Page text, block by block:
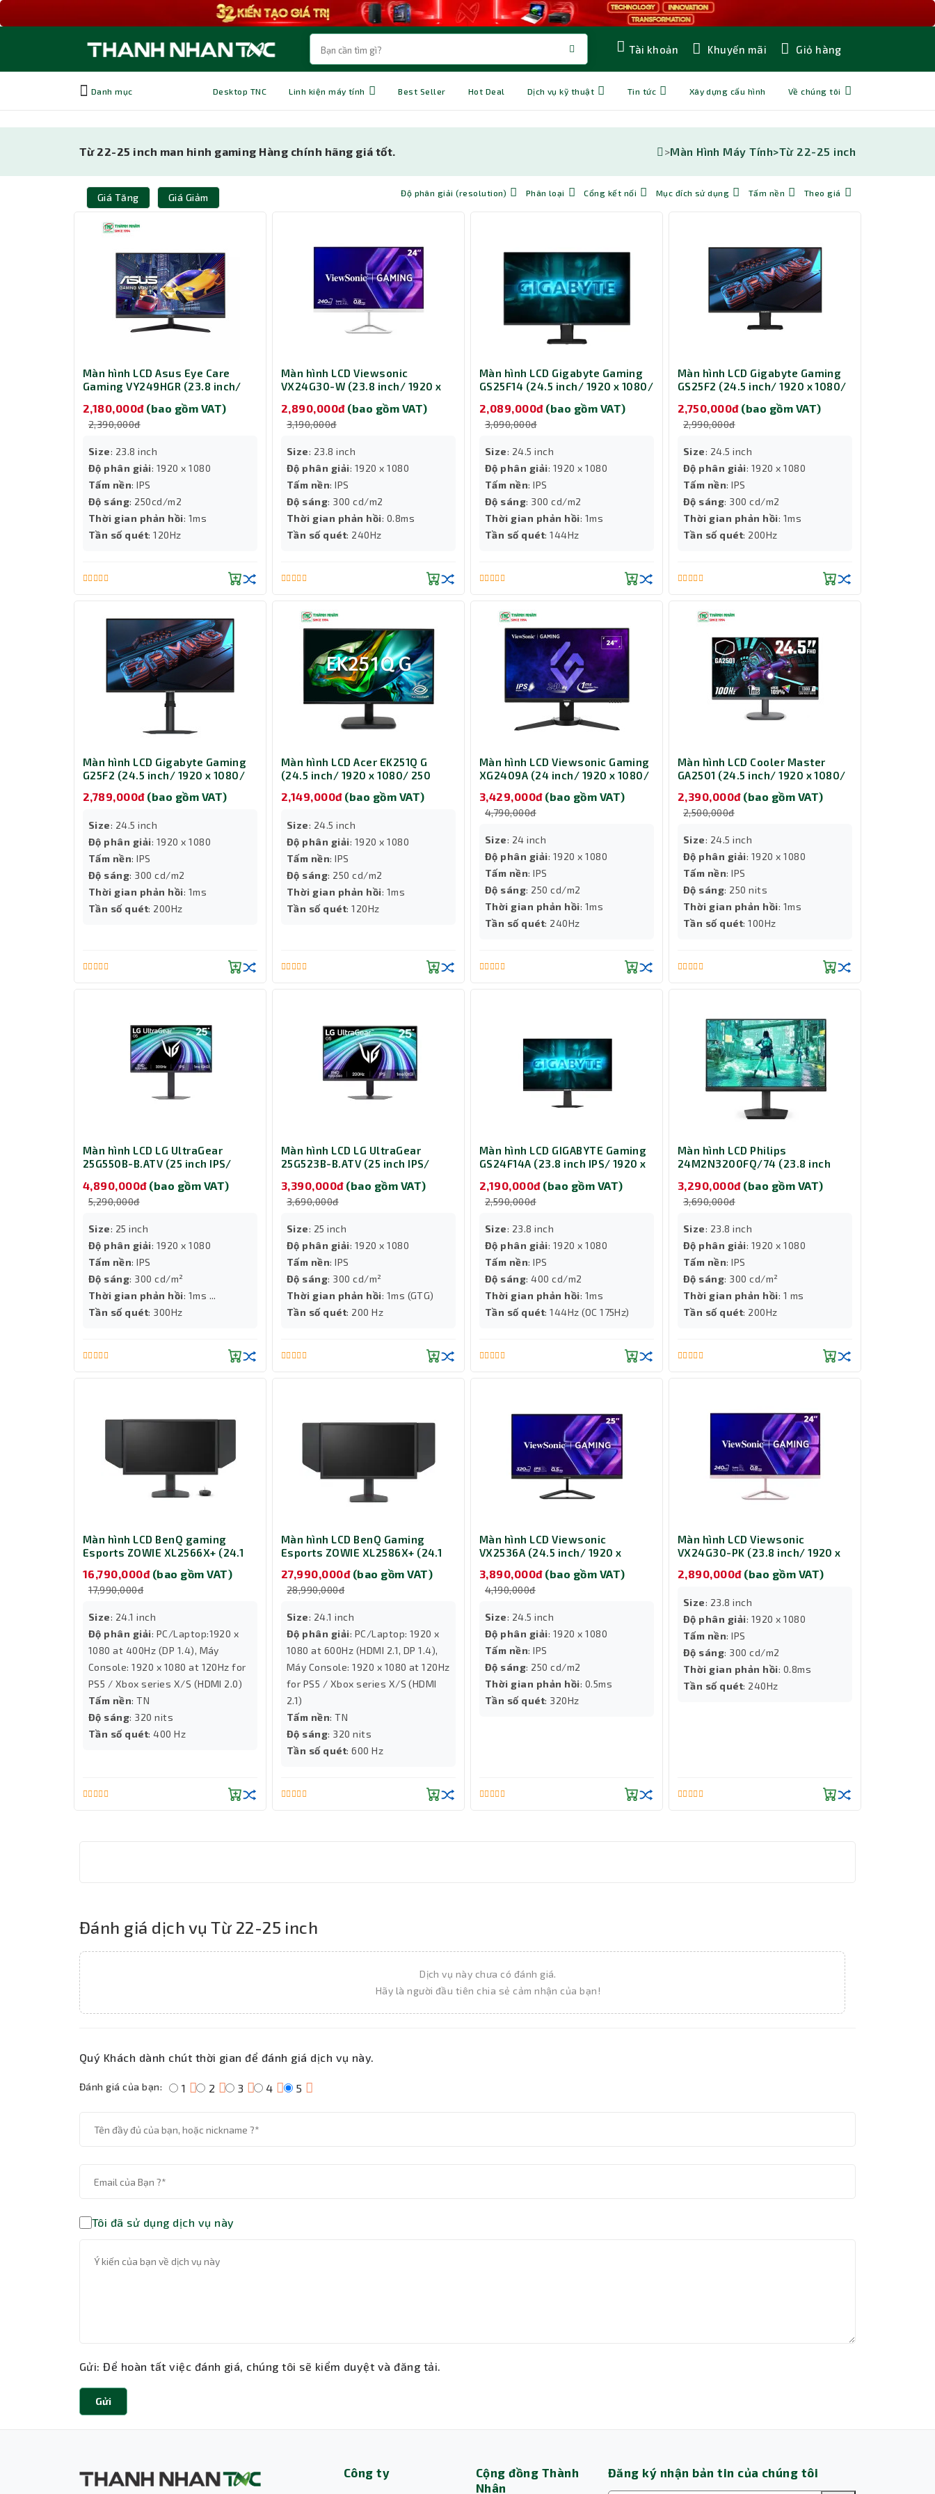
Tài khoản Khuyến mãi Giỏ hàng
Danh mục Desktop TNC Linh kiện máy tính Best Seller Hot Deal Dịch vụ kỹ thuật Tin tức Xây dựng cấu hình Về chúng tôi
Từ 22-25 inch man hinh gaming Hàng chính hãng giá tốt. >Màn Hình Máy Tính>Từ 22-25 inch
Giá Tăng Giá Giảm Độ phân giải (resolution) Phân loại Cổng kết nối Mục đích sử dụng Tấm nền Theo giá
Màn hình LCD Asus Eye Care
Gaming VY249HGR (23.8 inch/
120Hz)
2,180,000đ (bao gồm VAT)
2,390,000đ
Size: 23.8 inch
Độ phân giải: 1920 x 1080
Tấm nền: IPS
Độ sáng: 250cd/m2
Thời gian phản hồi: 1ms
Tần số quét: 120Hz
Màn hình LCD Viewsonic
VX24G30-W (23.8 inch/ 1920 x
240Hz)
2,890,000đ (bao gồm VAT)
3,190,000đ
Size: 23.8 inch
Độ phân giải: 1920 x 1080
Tấm nền: IPS
Độ sáng: 300 cd/m2
Thời gian phản hồi: 0.8ms
Tần số quét: 240Hz
Màn hình LCD Gigabyte Gaming
GS25F14 (24.5 inch/ 1920 x 1080/
2,089,000đ (bao gồm VAT)
3,090,000đ
Size: 24.5 inch
Độ phân giải: 1920 x 1080
Tấm nền: IPS
Độ sáng: 300 cd/m2
Thời gian phản hồi: 1ms
Tần số quét: 144Hz
Màn hình LCD Gigabyte Gaming
GS25F2 (24.5 inch/ 1920 x 1080/
Speakers)
2,750,000đ (bao gồm VAT)
2,990,000đ
Size: 24.5 inch
Độ phân giải: 1920 x 1080
Tấm nền: IPS
Độ sáng: 300 cd/m2
Thời gian phản hồi: 1ms
Tần số quét: 200Hz
Màn hình LCD Gigabyte Gaming
G25F2 (24.5 inch/ 1920 x 1080/
300 cd/m2/ 1ms/ 200Hz/ 2 x 2W
Speakers)
2,789,000đ (bao gồm VAT)
Size: 24.5 inch
Độ phân giải: 1920 x 1080
Tấm nền: IPS
Độ sáng: 300 cd/m2
Thời gian phản hồi: 1ms
Tần số quét: 200Hz
Màn hình LCD Acer EK251Q G
(24.5 inch/ 1920 x 1080/ 250
cd/m2/ 1ms/ 120Hz)
2,149,000đ (bao gồm VAT)
Size: 24.5 inch
Độ phân giải: 1920 x 1080
Tấm nền: IPS
Độ sáng: 250 cd/m2
Thời gian phản hồi: 1ms
Tần số quét: 120Hz
Màn hình LCD Viewsonic Gaming
XG2409A (24 inch/ 1920 x 1080/
250 cd/m2/ 1ms/ 240Hz)
3,429,000đ (bao gồm VAT)
4,790,000đ
Size: 24 inch
Độ phân giải: 1920 x 1080
Tấm nền: IPS
Độ sáng: 250 cd/m2
Thời gian phản hồi: 1ms
Tần số quét: 240Hz
Màn hình LCD Cooler Master
GA2501 (24.5 inch/ 1920 x 1080/
250 nits/ 1ms/ 100Hz)
2,390,000đ (bao gồm VAT)
2,500,000đ
Size: 24.5 inch
Độ phân giải: 1920 x 1080
Tấm nền: IPS
Độ sáng: 250 nits
Thời gian phản hồi: 1ms
Tần số quét: 100Hz
Màn hình LCD LG UltraGear
25G550B-B.ATV (25 inch IPS/
300Hz)
4,890,000đ (bao gồm VAT)
5,290,000đ
Size: 25 inch
Độ phân giải: 1920 x 1080
Tấm nền: IPS
Độ sáng: 300 cd/m²
Thời gian phản hồi: 1ms ...
Tần số quét: 300Hz
Màn hình LCD LG UltraGear
25G523B-B.ATV (25 inch IPS/
200Hz)
3,390,000đ (bao gồm VAT)
3,690,000đ
Size: 25 inch
Độ phân giải: 1920 x 1080
Tấm nền: IPS
Độ sáng: 300 cd/m²
Thời gian phản hồi: 1ms (GTG)
Tần số quét: 200 Hz
Màn hình LCD GIGABYTE Gaming
GS24F14A (23.8 inch IPS/ 1920 x
2,190,000đ (bao gồm VAT)
2,590,000đ
Size: 23.8 inch
Độ phân giải: 1920 x 1080
Tấm nền: IPS
Độ sáng: 400 cd/m2
Thời gian phản hồi: 1ms
Tần số quét: 144Hz (OC 175Hz)
Màn hình LCD Philips
24M2N3200FQ/74 (23.8 inch
1ms/ 200Hz)
3,290,000đ (bao gồm VAT)
3,690,000đ
Size: 23.8 inch
Độ phân giải: 1920 x 1080
Tấm nền: IPS
Độ sáng: 300 cd/m²
Thời gian phản hồi: 1 ms
Tần số quét: 200Hz
Màn hình LCD BenQ gaming
Esports ZOWIE XL2566X+ (24.1
inch TN/ 1920 x 1080/ 320 nits/
400Hz)
16,790,000đ (bao gồm VAT)
17,990,000đ
Size: 24.1 inch
Độ phân giải: PC/Laptop:1920 x
1080 at 400Hz (DP 1.4)‎‎‎‎, Máy
Console: 1920 x 1080 at 120Hz for
PS5 / Xbox series X/S (HDMI 2.0)
Tấm nền: TN
Độ sáng: 320 nits
Tần số quét: 400 Hz
Màn hình LCD BenQ Gaming
Esports ZOWIE XL2586X+ (24.1
inch TN/ 1920 x 1080/ 320 nits/
600Hz)
27,990,000đ (bao gồm VAT)
28,990,000đ
Size: 24.1 inch
Độ phân giải: PC/Laptop: 1920 x
1080 at 600Hz (HDMI 2.1, DP 1.4)‎‎‎‎,
Máy Console: 1920 x 1080 at 120Hz
for PS5 / Xbox series X/S (HDMI
2.1)
Tấm nền: TN
Độ sáng: 320 nits
Tần số quét: 600 Hz
Màn hình LCD Viewsonic
VX2536A (24.5 inch/ 1920 x
1080/ 250 cd/m2/ 0.5ms/
320Hz)
3,890,000đ (bao gồm VAT)
4,190,000đ
Size: 24.5 inch
Độ phân giải: 1920 x 1080
Tấm nền: IPS
Độ sáng: 250 cd/m2
Thời gian phản hồi: 0.5ms
Tần số quét: 320Hz
Màn hình LCD Viewsonic
VX24G30-PK (23.8 inch/ 1920 x
1080/ 300 cd/m2/ 0.8ms/
240Hz)
2,890,000đ (bao gồm VAT)
Size: 23.8 inch
Độ phân giải: 1920 x 1080
Tấm nền: IPS
Độ sáng: 300 cd/m2
Thời gian phản hồi: 0.8ms
Tần số quét: 240Hz
Đánh giá dịch vụ Từ 22-25 inch
Dịch vụ này chưa có đánh giá.
Hãy là người đầu tiên chia sẻ cảm nhận của bạn!
Quý Khách dành chút thời gian để đánh giá dịch vụ này.
Đánh giá của bạn: 1 2 3 4 5
Tôi đã sử dụng dịch vụ này
Gửi: Để hoàn tất việc đánh giá, chúng tôi sẽ kiểm duyệt và đăng tải.
Gửi
Công ty
Cộng đồng Thành
Nhân
Đăng ký nhận bản tin của chúng tôi